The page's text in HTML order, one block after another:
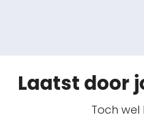
Laatst door
Toch wel